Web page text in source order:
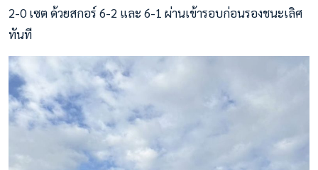
2-0 เซต ด้วยสกอร์ 6-2 และ 6-1 ผ่านเข้ารอบก่อนรองชนะเลิศ
ทันที